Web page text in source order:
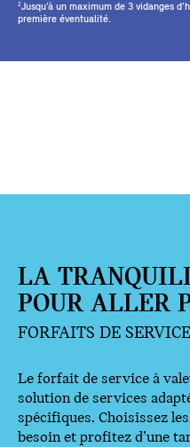
2Jusqu’à un maximum de 3 vidanges
première éventualité.
LA
POUR ALLER
FORFAITS DE
Le forfait de service à
solution de services
spécifiques. Choisissez
besoin et profitez d’une